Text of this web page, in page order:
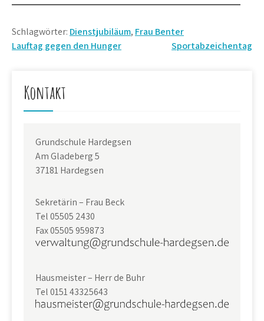
Schlagwörter: Dienstjubiläum, Frau Benter
Beitragsnavigation
Lauftag gegen den Hunger Sportabzeichentag
Kontakt
Grundschule Hardegsen
Am Gladeberg 5
37181 Hardegsen
Sekretärin – Frau Beck
Tel 05505 2430
Fax 05505 959873
Hausmeister – Herr de Buhr
Tel 0151 43325643